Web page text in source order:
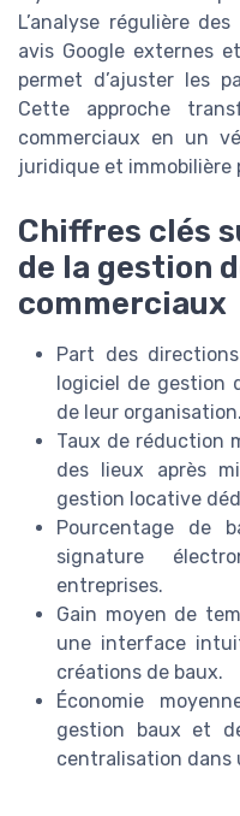
L’analyse régulière
avis Google externes
permet d’ajuster les
Cette approche
commerciaux en un
juridique et immobilière
Chiffres clés
de la gestion
commerciaux
Part des
logiciel de gestion
de leur organisation.
Taux de réduction
des lieux après
gestion locative
Pourcentage de
signature
entreprises.
Gain moyen de
une interface
créations de baux.
Économie
gestion baux et
centralisation dans